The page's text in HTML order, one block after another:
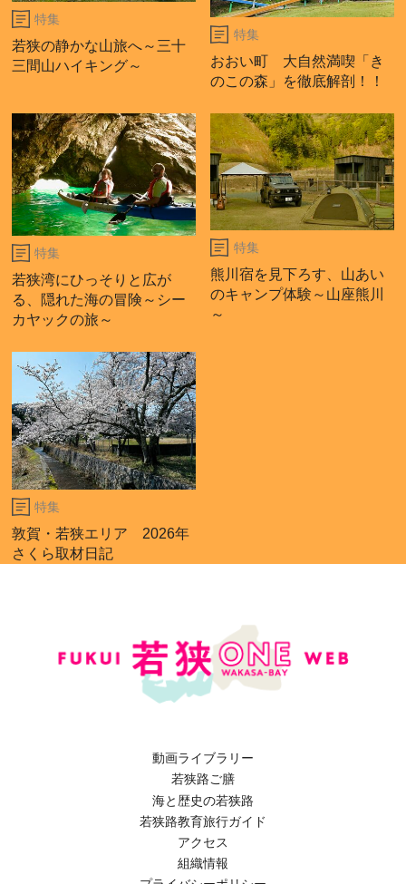
特集
若狭の静かな山旅へ～三十
三間山ハイキング～
特集
おおい町 大自然満喫「き
のこの森」を徹底解剖！！
特集
若狭湾にひっそりと広が
る、隠れた海の冒険～シー
カヤックの旅～
特集
熊川宿を見下ろす、山あい
のキャンプ体験～山座熊川
～
特集
敦賀・若狭エリア 2026年
さくら取材日記
動画ライブラリー
若狭路ご膳
海と歴史の若狭路
若狭路教育旅行ガイド
アクセス
組織情報